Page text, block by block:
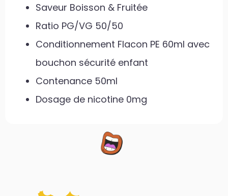
Saveur Boisson & Fruitée
Ratio PG/VG 50/50
Conditionnement Flacon PE 60ml avec
bouchon sécurité enfant
Contenance 50ml
Dosage de nicotine 0mg